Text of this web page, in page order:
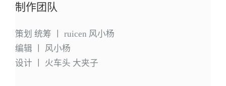
制作团队
策划 统筹 丨 ruicen 风小杨
编辑 丨 风小杨
设计 丨 火车头 大夹子